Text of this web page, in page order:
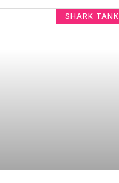
SHARK TANK